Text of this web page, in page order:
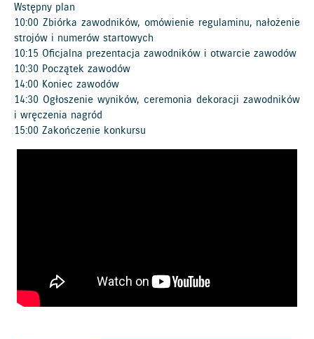
Wstępny plan
10:00 Zbiórka zawodników, omówienie regulaminu, nałożenie
strojów i numerów startowych
10:15 Oficjalna prezentacja zawodników i otwarcie zawodów
10:30 Początek zawodów
14:00 Koniec zawodów
14:30 Ogłoszenie wyników, ceremonia dekoracji zawodników
i wręczenia nagród
15:00 Zakończenie konkursu